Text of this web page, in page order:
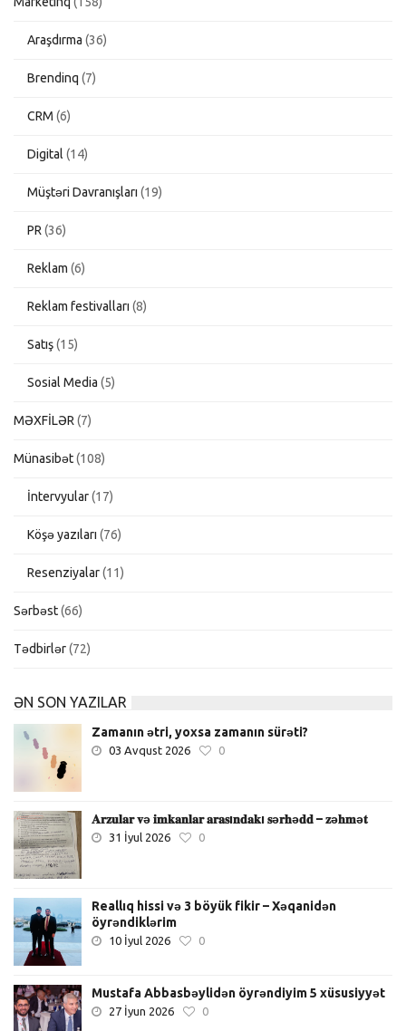
Araşdırma (36)
Brendinq (7)
CRM (6)
Digital (14)
Müştəri Davranışları (19)
PR (36)
Reklam (6)
Reklam festivalları (8)
Satış(15)
Sosial Media (5)
MƏXFİLƏR (7)
Münasibət(108)
İntervyular(17)
Köşə yazıları (76)
Resenziyalar(11)
Sərbəst(66)
Tədbirlər(72)
ƏN SON YAZILAR
Zamanın ətri, yoxsa zamanın sürəti?
03 Avqust 2026 0
𝐀𝐫𝐳𝐮𝐥𝐚𝐫 𝐯ə 𝐢𝐦𝐤𝐚𝐧𝐥𝐚𝐫 𝐚𝐫𝐚𝐬ı𝐧𝐝𝐚𝐤ı 𝐬ə𝐫𝐡ə𝐝𝐝 – 𝐳ə𝐡𝐦ə𝐭
31 İyul 2026 0
Reallıq hissi və 3 böyük fikir – Xəqanidən
öyrəndiklərim
10 İyul 2026 0
Mustafa Abbasbəylidən öyrəndiyim 5 xüsusiyyət
27 İyun 2026 0